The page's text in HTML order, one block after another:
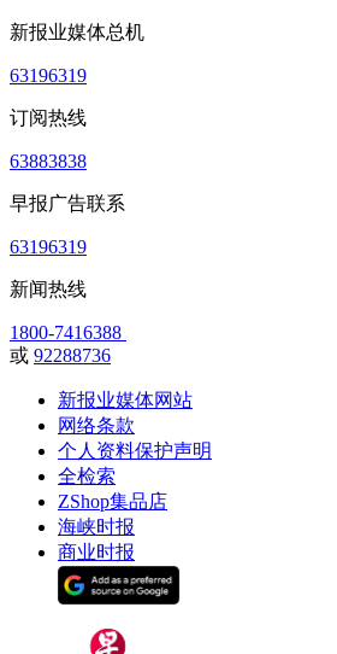
新报业媒体总机
63196319
订阅热线
63883838
早报广告联系
63196319
新闻热线
1800-7416388
或 92288736
新报业媒体网站
网络条款
个人资料保护声明
全检索
ZShop集品店
海峡时报
商业时报